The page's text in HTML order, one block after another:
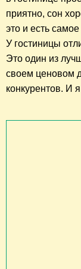
приятно, сон
это и есть
У гостиницы
Это один из
своем ценовом
конкурентов. И